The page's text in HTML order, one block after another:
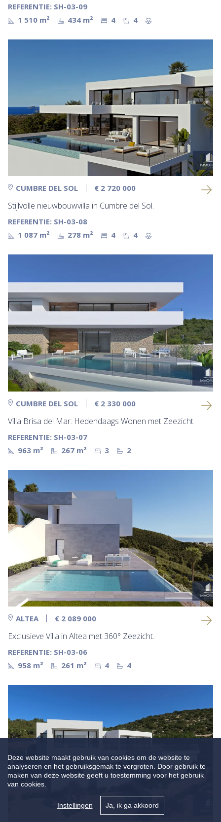
REFERENTIE: SH-03-09
1 510 m²
434 m² 4 4
CUMBRE DEL SOL € 2 720 000
Stijlvolle nieuwbouwvilla in Cumbre del Sol.
REFERENTIE: SH-03-08
1 087 m²
278 m² 4 4
CUMBRE DEL SOL € 2 330 000
Villa Brisa del Mar: Hedendaags Wonen met Zeezicht.
REFERENTIE: SH-03-07
963 m²
267 m² 3 2
ALTEA € 2 089 000
Exclusieve Villa in Altea met 360° Zeezicht.
REFERENTIE: SH-03-06
958 m²
261 m² 4 4
Deze website maakt gebruik van cookies om de website te
analyseren en het gebruiksgemak te vergroten. Door gebruik te
maken van deze website geeft u toestemming voor het gebruik
van cookies.
Instellingen Ja, ik ga akkoord